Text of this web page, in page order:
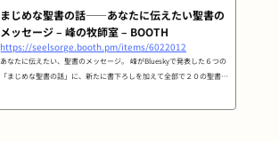
まじめな聖書の話――あなたに伝えたい聖書の
メッセージ – 峰の牧師室 – BOOTH
https://seelsorge.booth.pm/items/6022012
あなたに伝えたい、聖書のメッセージ。 峰がBlueskyで発表した６つの
「まじめな聖書の話」に、新たに書下ろしを加えて全部で２０の聖書の